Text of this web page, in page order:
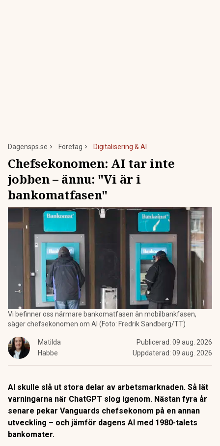
Dagensps.se Företag Digitalisering & AI
Chefsekonomen: AI tar inte
jobben – ännu: "Vi är i
bankomatfasen"
Vi befinner oss närmare bankomatfasen än mobilbankfasen,
säger chefsekonomen om AI (Foto: Fredrik Sandberg/TT)
Matilda
Habbe
Publicerad: 09 aug. 2026
Uppdaterad: 09 aug. 2026
AI skulle slå ut stora delar av arbetsmarknaden. Så lät
varningarna när ChatGPT slog igenom. Nästan fyra år
senare pekar Vanguards chefsekonom på en annan
utveckling – och jämför dagens AI med 1980-talets
bankomater.